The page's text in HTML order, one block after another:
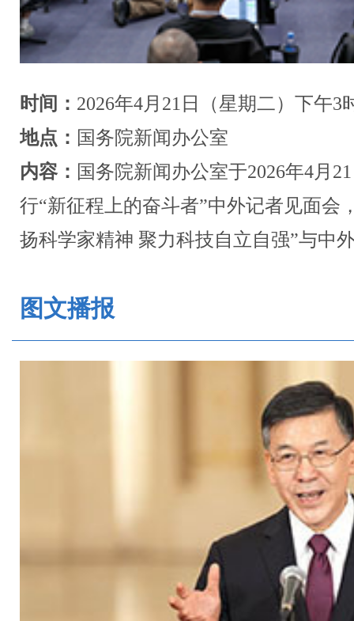
时间： 2026年4月21日（星期二）下午3
地点： 国务院新闻办公室
内容： 国务院新闻办公室于2026年4月
行“新征程上的奋斗者”中外记者见面会
扬科学家精神 聚力科技自立自强”与中
图文播报